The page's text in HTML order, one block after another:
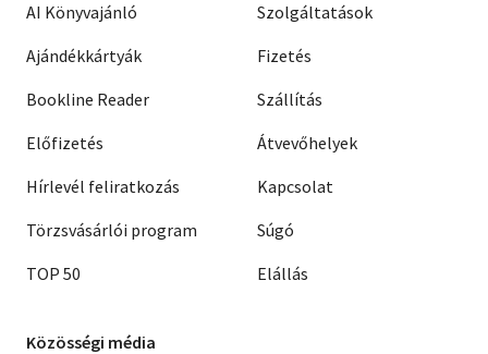
AI Könyvajánló
Ajándékkártyák
Bookline Reader
Előfizetés
Hírlevél feliratkozás
Törzsvásárlói program
TOP 50
Szolgáltatások
Fizetés
Szállítás
Átvevőhelyek
Kapcsolat
Súgó
Elállás
Közösségi média